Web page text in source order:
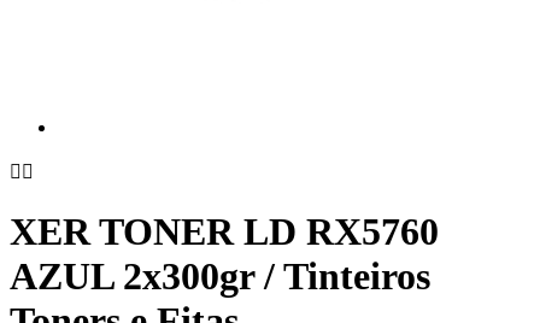
 
XER TONER LD RX5760
AZUL 2x300gr / Tinteiros